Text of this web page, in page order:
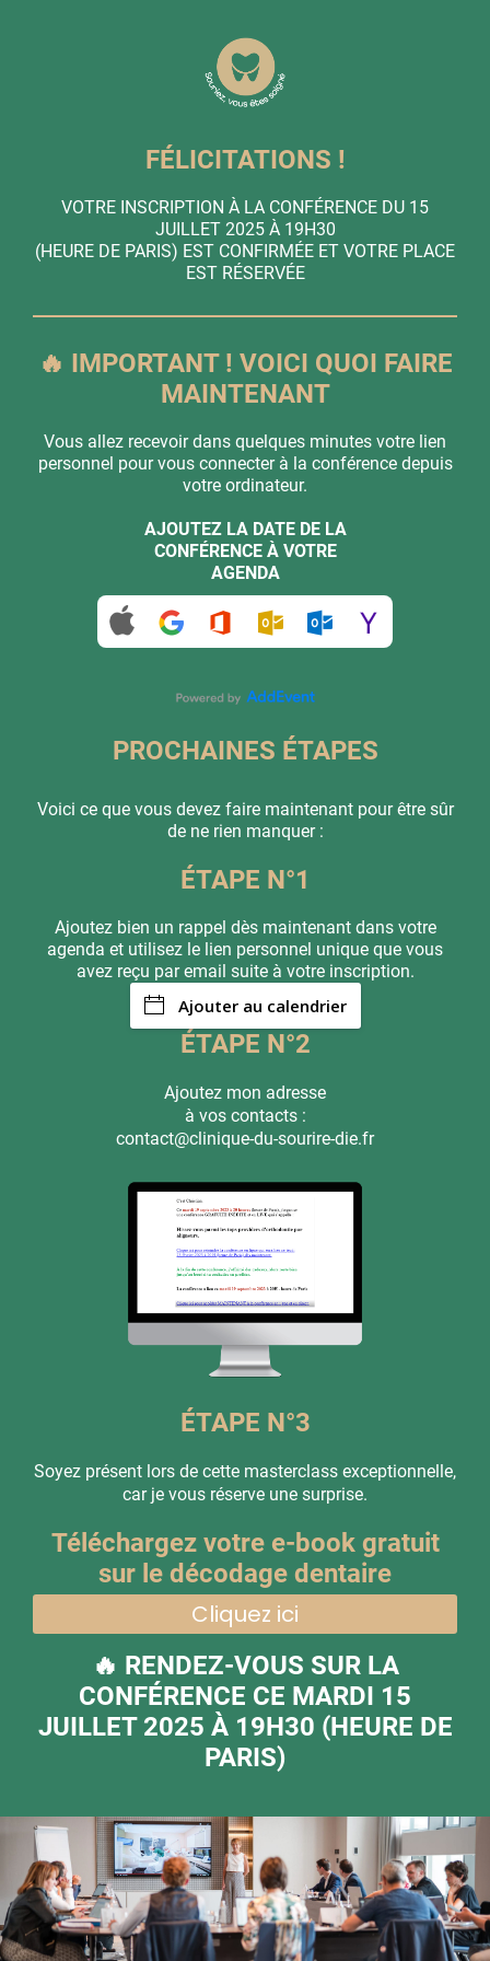
FÉLICITATIONS !
VOTRE INSCRIPTION À LA CONFÉRENCE DU 15
JUILLET 2025 À 19H30
(HEURE DE PARIS) EST CONFIRMÉE ET VOTRE PLACE
EST RÉSERVÉE
🔥 IMPORTANT ! VOICI QUOI FAIRE
MAINTENANT
Vous allez recevoir dans quelques minutes votre lien
personnel pour vous connecter à la conférence depuis
votre ordinateur.
AJOUTEZ LA DATE DE LA
CONFÉRENCE À VOTRE
AGENDA
PROCHAINES ÉTAPES
Voici ce que vous devez faire maintenant pour être sûr
de ne rien manquer :
ÉTAPE N°1
Ajoutez bien un rappel dès maintenant dans votre
agenda et utilisez le lien personnel unique que vous
avez reçu par email suite à votre inscription.
Ajouter au calendrier
ÉTAPE N°2
Ajoutez mon adresse
à vos contacts :
contact@clinique-du-sourire-die.fr
ÉTAPE N°3
Soyez présent lors de cette masterclass exceptionnelle,
car je vous réserve une surprise.
Téléchargez votre e-book gratuit
sur le décodage dentaire
Cliquez ici
🔥 RENDEZ-VOUS SUR LA
CONFÉRENCE CE MARDI 15
JUILLET 2025 À 19H30 (HEURE DE
PARIS)